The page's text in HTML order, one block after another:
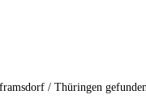
/ Thüringen